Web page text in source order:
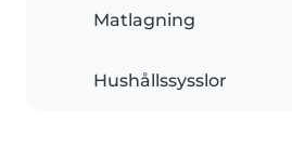
Matlagning
Hushållssysslor